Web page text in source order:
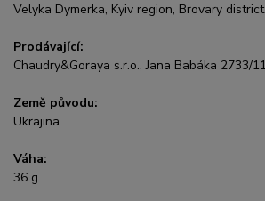
Velyka Dymerka, Kyiv region, Brovary
Prodávající:
Chaudry&Goraya s.r.o., Jana Babáka 2733/
Země původu:
Ukrajina
Váha:
36 g